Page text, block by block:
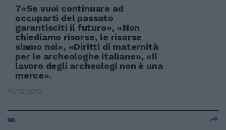
7«Se vuoi continuare ad
occuparti del passato
garantisciti il futuro», «Non
chiediamo risorse, le risorse
siamo noi», «Diritti di maternità
per le archeologhe italiane», «Il
lavoro degli archeologi non è una
merce».
16/12/2012